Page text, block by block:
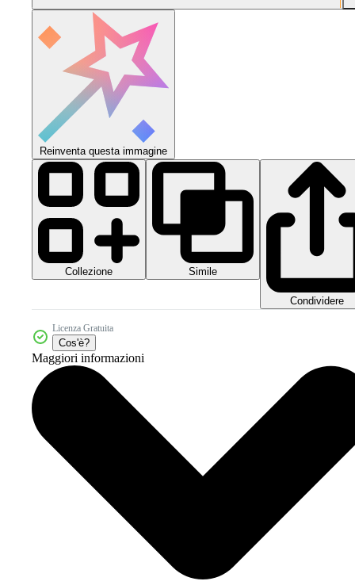
Reinventa questa immagine
Collezione Simile
Condividere
Licenza Gratuita
Cos'è?
Maggiori informazioni